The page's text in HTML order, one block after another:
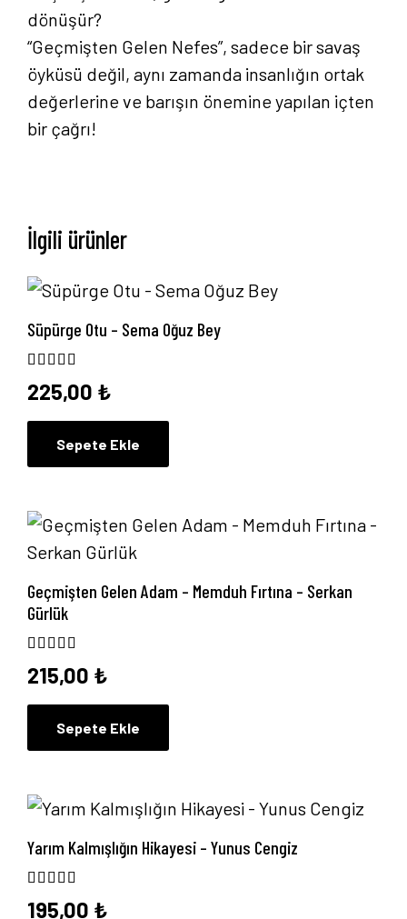
Hakkımızda
Yayın Paketlerimiz
Yayınlarımız
Blog
İletişim
dönüşür?
“Geçmişten Gelen Nefes”, sadece bir savaş
öyküsü değil, aynı zamanda insanlığın ortak
değerlerine ve barışın önemine yapılan içten
bir çağrı!
İlgili ürünler
Süpürge Otu – Sema Oğuz Bey
225,00 ₺
Sepete Ekle
Geçmişten Gelen Adam – Memduh Fırtına – Serkan
Gürlük
215,00 ₺
Sepete Ekle
Yarım Kalmışlığın Hikayesi – Yunus Cengiz
195,00 ₺